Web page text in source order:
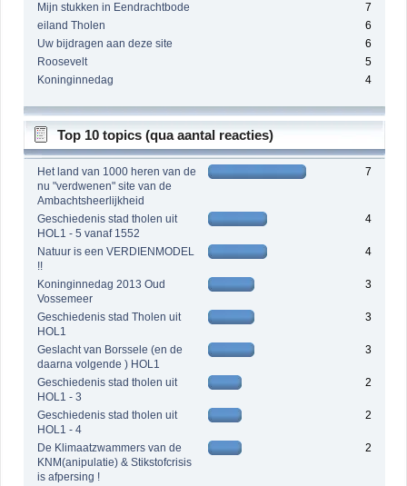
Mijn stukken in Eendrachtbode
7
eiland Tholen
6
Uw bijdragen aan deze site
6
Roosevelt
5
Koninginnedag
4
Top 10 topics (qua aantal reacties)
Het land van 1000 heren van de
nu "verdwenen" site van de
Ambachtsheerlijkheid
7
Geschiedenis stad tholen uit
HOL1 - 5 vanaf 1552
4
Natuur is een VERDIENMODEL
!!
4
Koninginnedag 2013 Oud
Vossemeer
3
Geschiedenis stad Tholen uit
HOL1
3
Geslacht van Borssele (en de
daarna volgende ) HOL1
3
Geschiedenis stad tholen uit
HOL1 - 3
2
Geschiedenis stad tholen uit
HOL1 - 4
2
De Klimaatzwammers van de
KNM(anipulatie) & Stikstofcrisis
is afpersing !
2